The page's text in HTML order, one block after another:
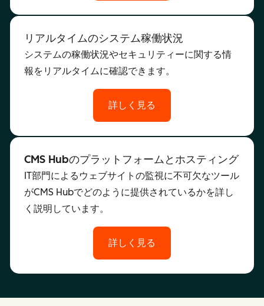
リアルタイムのシステム稼働状況
システムの稼働状況やセキュリティーに関する情
報をリアルタイムに確認できます。
詳しく見る
CMS Hubのプラットフォームとホスティング
IT部門によるウェブサイトの監視に不可欠なツール
がCMS Hubでどのように提供されているかを詳し
く説明しています。
詳しく見る